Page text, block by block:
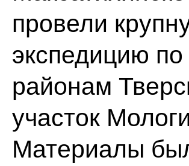
провели
экспедицию
районам
участок
Материалы